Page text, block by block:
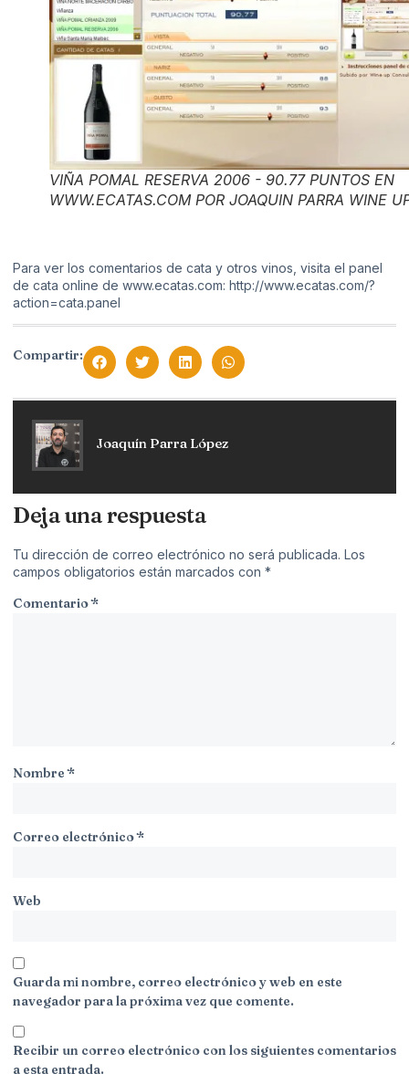
VIÑA POMAL RESERVA 2006 - 90.77 PUNTOS EN
WWW.ECATAS.COM POR JOAQUIN PARRA WINE
Para ver los comentarios de cata y otros vinos, visita el panel
de cata online de www.ecatas.com: http://www.ecatas.com/?
action=cata.panel
Compartir:
Joaquín Parra López
Deja una respuesta
Tu dirección de correo electrónico no será publicada. Los
campos obligatorios están marcados con *
Comentario*
Nombre*
Correo electrónico*
Web
Guarda mi nombre, correo electrónico y web en este
navegador para la próxima vez que comente.
Recibir un correo electrónico con los siguientes comentarios
a esta entrada.